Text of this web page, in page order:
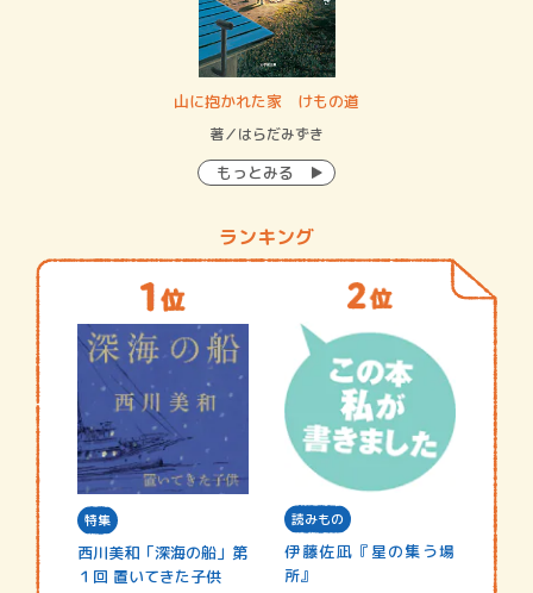
山に抱かれた家 けもの道
著／はらだみずき
もっとみる
ランキング
特集
西川美和「深海の船」第
１回 置いてきた子供
読みもの
伊藤佐凪『星の集う場
所』